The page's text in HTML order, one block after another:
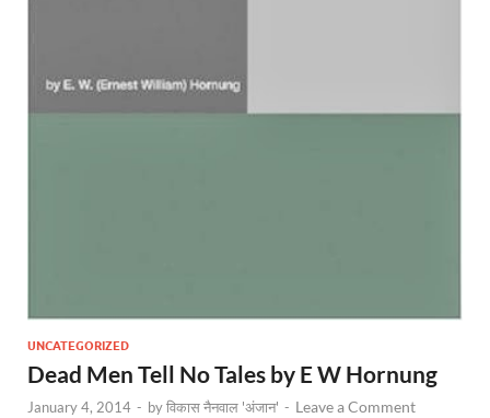
UNCATEGORIZED
Dead Men Tell No Tales by E W Hornung
January 4, 2014 - byविकास नैनवाल 'अंजान' - Leave a Comment